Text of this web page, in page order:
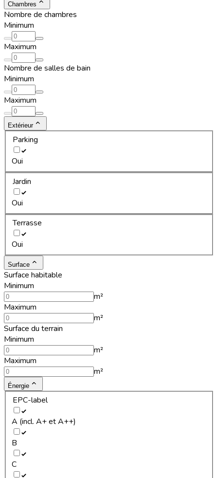
Chambres
Nombre de chambres
Minimum
Maximum
Nombre de salles de bain
Minimum
Maximum
Extérieur
Parking
Oui
Jardin
Oui
Terrasse
Oui
Surface
Surface habitable
Minimum
m²
Maximum
m²
Surface du terrain
Minimum
m²
Maximum
m²
Énergie
EPC-label
A (incl. A+ et A++)
B
C